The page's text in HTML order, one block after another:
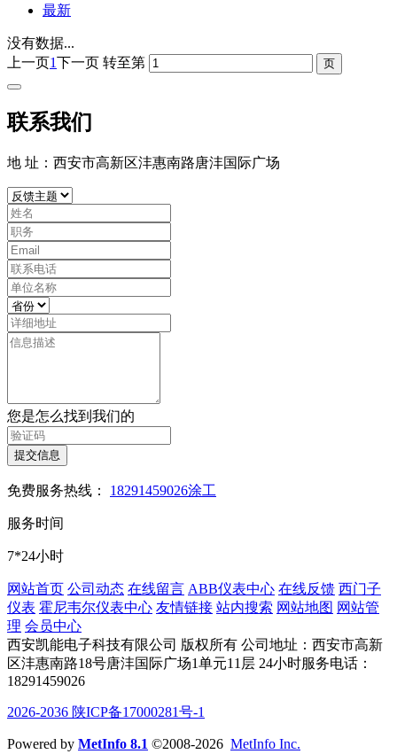
最新
没有数据...
上一页1下一页 转至第
联系我们
地 址：西安市高新区沣惠南路唐沣国际广场
您是怎么找到我们的
提交信息
免费服务热线： 18291459026涂工
服务时间
7*24小时
网站首页 公司动态 在线留言 ABB仪表中心 在线反馈 西门子
仪表 霍尼韦尔仪表中心 友情链接 站内搜索 网站地图 网站管
理 会员中心
西安凯能电子科技有限公司 版权所有 公司地址：西安市高新
区沣惠南路18号唐沣国际广场1单元11层 24小时服务电话：
18291459026
2026-2036 陕ICP备17000281号-1
Powered by MetInfo 8.1 ©2008-2026 MetInfo Inc.